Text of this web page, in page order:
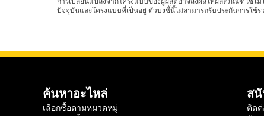
ปัจจุบันและโครงแบบที่เป็นอยู่ ตัวบ่งชี้นี้ไม่สามารถรับประกันการใช้
ค้นหาอะไหล่
เลือกซื้อตามหมวดหมู่
ส
ติดต่